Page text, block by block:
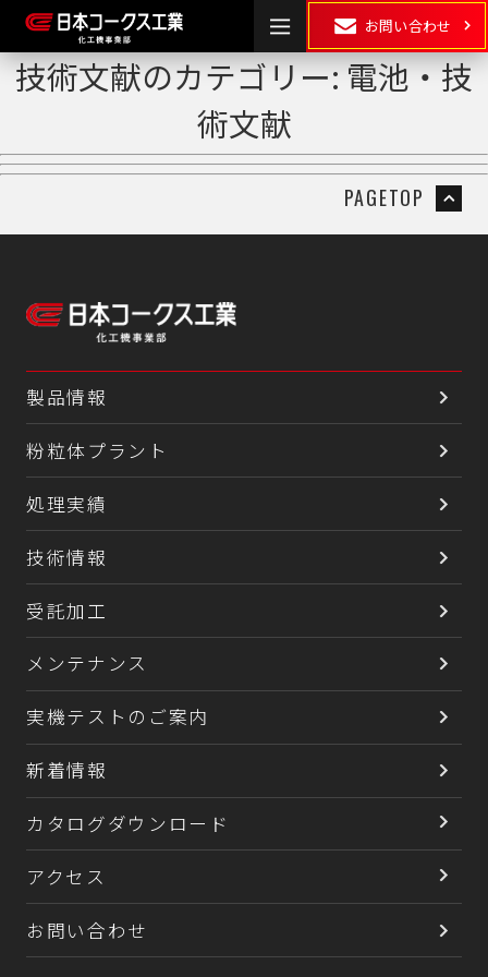
乾燥 ･造粒
表面処理・
周辺機器
粉粒体プラント
処理実績
技術情報
受託加工
メンテナンス
実機テストのご案内
新着情報
お問い合わせ
技術文献のカテゴリー:電池・技
術文献
PAGETOP
製品情報
粉粒体プラント
処理実績
技術情報
受託加工
メンテナンス
実機テストのご案内
新着情報
カタログダウンロード
アクセス
お問い合わせ